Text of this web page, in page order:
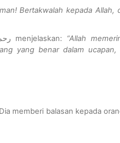
Bertakwalah kepada
menjelaskan: “Allah
yang benar dalam ucapan,
memberi balasan kepada